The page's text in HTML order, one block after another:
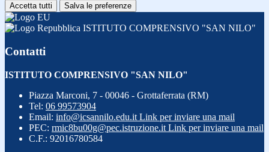
Accetta tutti Salva le preferenze
ISTITUTO COMPRENSIVO "SAN NILO"
Contatti
ISTITUTO COMPRENSIVO "SAN NILO"
Piazza Marconi, 7 - 00046 - Grottaferrata (RM)
Tel: 06 99573904
Email: info@icsannilo.edu.it Link per inviare una mail
PEC: rmic8bu00g@pec.istruzione.it Link per inviare una mail
C.F.: 92016780584